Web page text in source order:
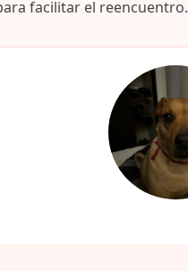
facilitar el reencuentro.